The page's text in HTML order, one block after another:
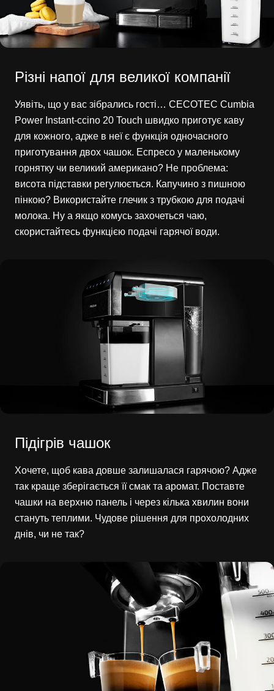
Різні напої для великої компанії
Уявіть, що у вас зібрались гості… CECOTEC Cumbia
Power Instant-ccino 20 Touch швидко приготує каву
для кожного, адже в неї є функція одночасного
приготування двох чашок. Еспресо у маленькому
горнятку чи великий американо? Не проблема:
висота підставки регулюється. Капучино з пишною
пінкою? Використайте глечик з трубкою для подачі
молока. Ну а якщо комусь захочеться чаю,
скористайтесь функцією подачі гарячої води.
Підігрів чашок
Хочете, щоб кава довше залишалася гарячою? Адже
так краще зберігається її смак та аромат. Поставте
чашки на верхню панель і через кілька хвилин вони
стануть теплими. Чудове рішення для прохолодних
днів, чи не так?